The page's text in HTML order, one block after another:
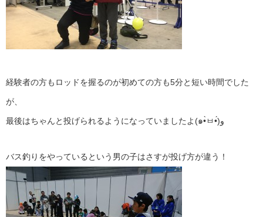
経験者の方もロッドを握るのが初めての方も5分と短い時間でした
が、
最後はちゃんと投げられるようになっていましたよ(๑•̀ㅂ•́)و
バス釣りをやっているという男の子はさすが投げ方が違う！